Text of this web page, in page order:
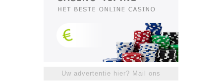
Uw advertentie hier? Mail ons